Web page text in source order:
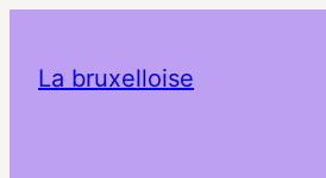
La bruxelloise